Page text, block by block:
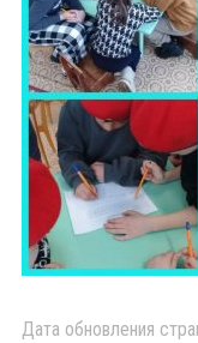
Дата обновления